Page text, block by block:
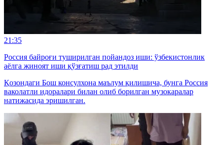
21:35
Россия байроғи туширилган пойандоз иши: ўзбекистонлик
аёлга жиноят иши қўзғатиш рад этилди
Қозондаги Бош консулхона маълум қилишича, бунга Россия
ваколатли идоралари билан олиб борилган музокаралар
натижасида эришилган.